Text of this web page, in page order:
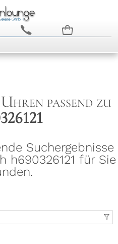
c n
passend zu
Suchergebnisse
h690326121 für Sie
t